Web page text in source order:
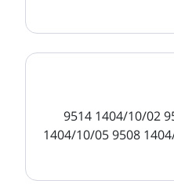
تاریخ پین 1404/10/01 9513 1404/10/02 9514
1404/10/03 9515 1404/10/04 9508 1404/10/05